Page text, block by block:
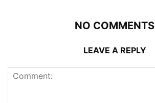
NO COMMENTS
LEAVE A REPLY